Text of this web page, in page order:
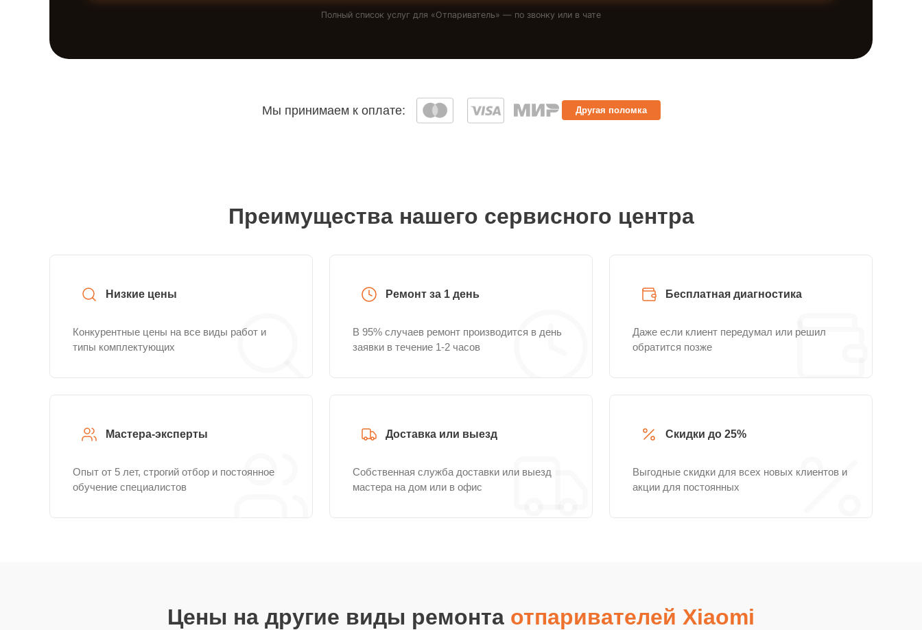
Полный список услуг для «Отпариватель» — по звонку или в чате
Мы принимаем к оплате: Другая поломка
Преимущества нашего сервисного центра
Низкие цены
Конкурентные цены на все виды работ и
типы комплектующих
Ремонт за 1 день
В 95% случаев ремонт производится в день
заявки в течение 1-2 часов
Бесплатная диагностика
Даже если клиент передумал или решил
обратится позже
Мастера-эксперты
Опыт от 5 лет, строгий отбор и постоянное
обучение специалистов
Доставка или выезд
Собственная служба доставки или выезд
мастера на дом или в офис
Скидки до 25%
Выгодные скидки для всех новых клиентов и
акции для постоянных
Цены на другие виды ремонта отпаривателей Xiaomi